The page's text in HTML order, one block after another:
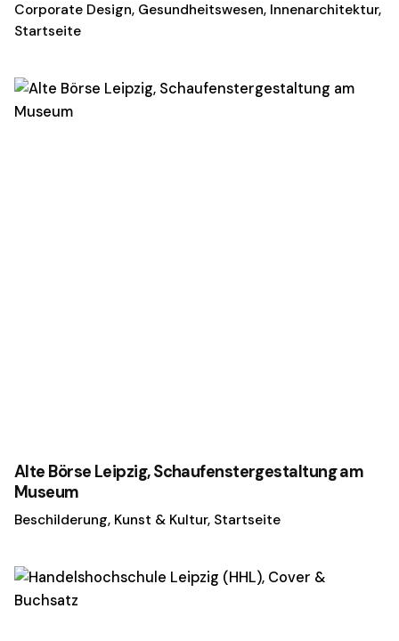
Corporate Design Gesundheitswesen Innenarchitektur
Startseite
Alte Börse Leipzig, Schaufenstergestaltung am
Museum
Beschilderung Kunst & Kultur Startseite